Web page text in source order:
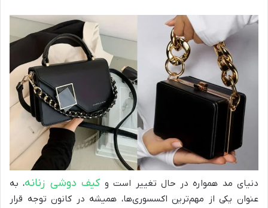
دنیای مد همواره در حال تغییر است وکیف دوشی زنانه، به
عنوان یکی از مهم‌ترین اکسسوری‌ها، همیشه در کانون توجه قرار